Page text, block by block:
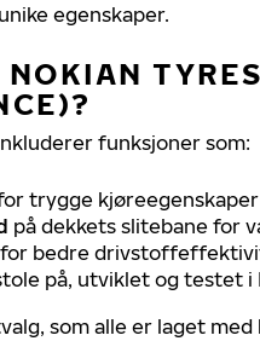
egenskaper.
NOKIAN
funksjoner som:
trygge
på dekkets slitebane for
for bedre
på, utviklet og testet i
som alle er laget